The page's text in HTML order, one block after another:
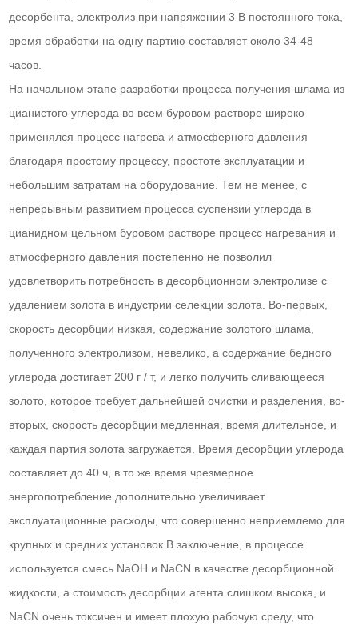
десорбента, электролиз при напряжении 3 В постоянного тока,
время обработки на одну партию составляет около 34-48
часов.
На начальном этапе разработки процесса получения шлама из
цианистого углерода во всем буровом растворе широко
применялся процесс нагрева и атмосферного давления
благодаря простому процессу, простоте эксплуатации и
небольшим затратам на оборудование. Тем не менее, с
непрерывным развитием процесса суспензии углерода в
цианидном цельном буровом растворе процесс нагревания и
атмосферного давления постепенно не позволил
удовлетворить потребность в десорбционном электролизе с
удалением золота в индустрии селекции золота. Во-первых,
скорость десорбции низкая, содержание золотого шлама,
полученного электролизом, невелико, а содержание бедного
углерода достигает 200 г / т, и легко получить сливающееся
золото, которое требует дальнейшей очистки и разделения, во-
вторых, скорость десорбции медленная, время длительное, и
каждая партия золота загружается. Время десорбции углерода
составляет до 40 ч, в то же время чрезмерное
энергопотребление дополнительно увеличивает
эксплуатационные расходы, что совершенно неприемлемо для
крупных и средних установок.В заключение, в процессе
используется смесь NaOH и NaCN в качестве десорбционной
жидкости, а стоимость десорбции агента слишком высока, и
NaCN очень токсичен и имеет плохую рабочую среду, что